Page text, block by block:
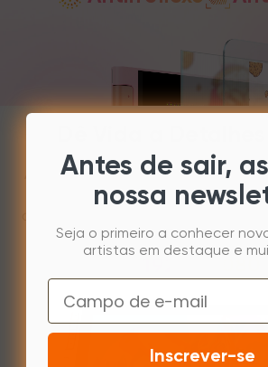
A tela FHD de 11,9 polegadas
qualidade de imagem.
você desenhar será reproduzido
Antes de sair,
nossa
Seja o primeiro a conhecer
artistas em destaque e
Email
Inscrever-se